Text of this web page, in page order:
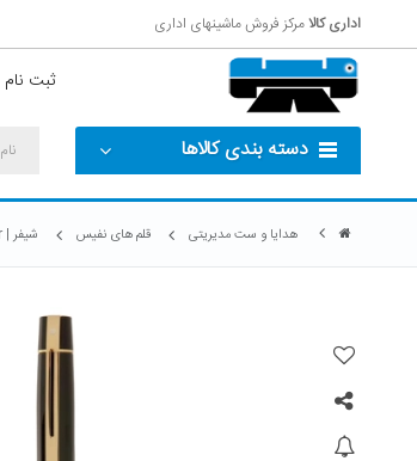
اداری کالامرکز فروش ماشینهای اداری
ثبت نام
دسته بندی کالاها
هدایا و ست مدیریتی قلم های نفیس شیفر | Sheaffer